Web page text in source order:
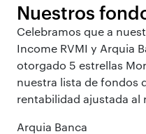
Nuestros
Celebramos que a
Income RVMI y Arquia
otorgado 5 estrellas
nuestra lista de fondos
rentabilidad ajustada al
Arquia Banca